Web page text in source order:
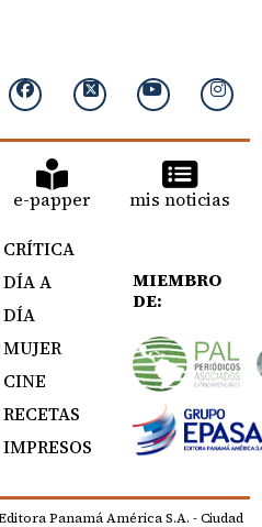
e-papper mis noticias
CRÍTICA
DÍA A
DÍA
MUJER
CINE
RECETAS
IMPRESOS
MIEMBRO
DE:
Panamá América S.A. - Ciudad